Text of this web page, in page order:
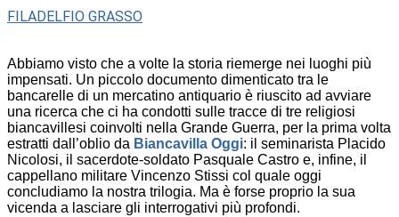
FILADELFIO GRASSO
Abbiamo visto che a volte la storia riemerge nei luoghi più
impensati. Un piccolo documento dimenticato tra le
bancarelle di un mercatino antiquario è riuscito ad avviare
una ricerca che ci ha condotti sulle tracce di tre religiosi
biancavillesi coinvolti nella Grande Guerra, per la prima volta
estratti dall’oblio da Biancavilla Oggi: il seminarista Placido
Nicolosi, il sacerdote-soldato Pasquale Castro e, infine, il
cappellano militare Vincenzo Stissi col quale oggi
concludiamo la nostra trilogia. Ma è forse proprio la sua
vicenda a lasciare gli interrogativi più profondi.